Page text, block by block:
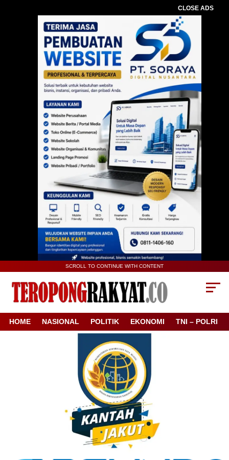
CLOSE ADS
SCROLL TO CONTINUE WITH CONTENT
HOME NASIONAL POLITIK EKONOMI TNI – POLRI